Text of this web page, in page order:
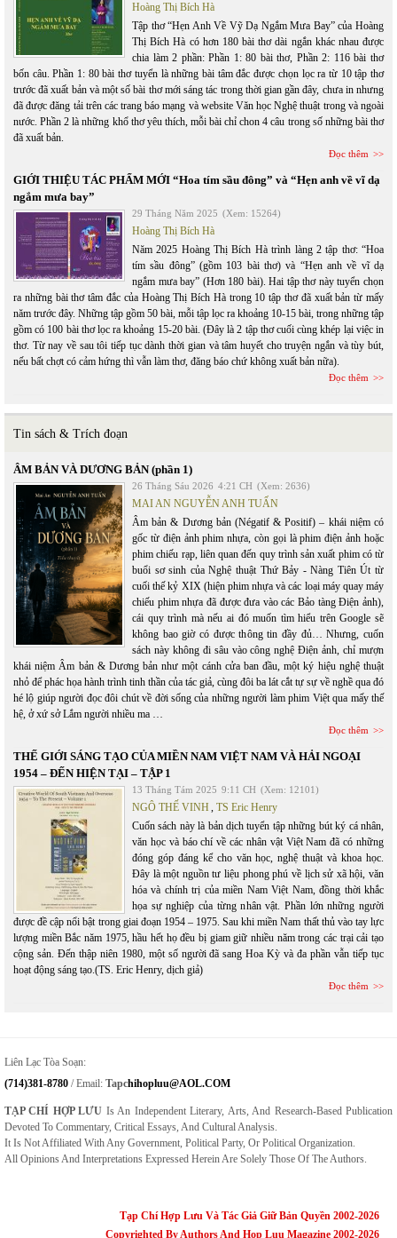
Hoàng Thị Bích Hà
Tập thơ “Hẹn Anh Về Vỹ Dạ Ngắm Mưa Bay” của Hoàng
Thị Bích Hà có hơn 180 bài thơ dài ngắn khác nhau được
chia làm 2 phần: Phần 1: 80 bài thơ, Phần 2: 116 bài thơ
bốn câu. Phần 1: 80 bài thơ tuyển là những bài tâm đắc được chọn lọc ra từ 10 tập thơ
trước đã xuất bản và một số bài thơ mới sáng tác trong thời gian gần đây, chưa in nhưng
đã được đăng tải trên các trang báo mạng và website Văn học Nghệ thuật trong và ngoài
nước. Phần 2 là những khổ thơ yêu thích, mỗi bài chỉ chon 4 câu trong số những bài thơ
đã xuất bản.
Đọc thêm
GIỚI THIỆU TÁC PHẨM MỚI “Hoa tím sầu đông” và “Hẹn anh về vĩ dạ
ngắm mưa bay”
29 Tháng Năm 2025 (Xem: 15264)
Hoàng Thị Bích Hà
Năm 2025 Hoàng Thị Bích Hà trình làng 2 tập thơ: “Hoa
tím sầu đông” (gồm 103 bài thơ) và “Hẹn anh về vĩ dạ
ngắm mưa bay” (Hơn 180 bài). Hai tập thơ này tuyển chọn
ra những bài thơ tâm đắc của Hoàng Thị Bích Hà trong 10 tập thơ đã xuất bản từ mấy
năm trước đây. Những tập gồm 50 bài, mỗi tập lọc ra khoảng 10-15 bài, trong những tập
gồm có 100 bài thơ lọc ra khoảng 15-20 bài. (Đây là 2 tập thơ cuối cùng khép lại việc in
thơ. Từ nay về sau tôi tiếp tục dành thời gian và tâm huyết cho truyện ngắn và tùy bút,
nếu bất chợt có cảm hứng thì vẫn làm thơ, đăng báo chứ không xuất bản nữa).
Đọc thêm
Tin sách & Trích đoạn
ÂM BẢN VÀ DƯƠNG BẢN (phần 1)
26 Tháng Sáu 2026 4:21 CH (Xem: 2636)
MAI AN NGUYỄN ANH TUẤN
Âm bản & Dương bản (Négatif & Positif) – khái niệm có
gốc từ điện ảnh phim nhựa, còn gọi là phim điện ảnh hoặc
phim chiếu rạp, liên quan đến quy trình sản xuất phim có từ
buổi sơ sinh của Nghệ thuật Thứ Bảy - Nàng Tiên Út từ
cuối thế kỷ XIX (hiện phim nhựa và các loại máy quay máy
chiếu phim nhựa đã được đưa vào các Bảo tàng Điện ảnh),
cái quy trình mà nếu ai đó muốn tìm hiểu trên Google sẽ
không bao giờ có được thông tin đầy đủ… Nhưng, cuốn
sách này không đi sâu vào công nghệ Điện ảnh, chỉ mượn
khái niệm Âm bản & Dương bản như một cánh cửa ban đầu, một ký hiệu nghệ thuật
nhỏ để phác họa hành trình tinh thần của tác giả, cùng đôi ba lát cắt tự sự về nghề qua đó
hé lộ giúp người đọc đôi chút về đời sống của những người làm phim Việt qua mấy thế
hệ, ở xứ sở Lắm người nhiều ma …
Đọc thêm
THẾ GIỚI SÁNG TẠO CỦA MIỀN NAM VIỆT NAM VÀ HẢI NGOẠI
1954 – ĐẾN HIỆN TẠI – TẬP 1
13 Tháng Tám 2025 9:11 CH (Xem: 12101)
NGÔ THẾ VINH, TS Eric Henry
Cuốn sách này là bản dịch tuyển tập những bút ký cá nhân,
văn học và báo chí về các nhân vật Việt Nam đã có những
đóng góp đáng kể cho văn học, nghệ thuật và khoa học.
Đây là một nguồn tư liệu phong phú về lịch sử xã hội, văn
hóa và chính trị của miền Nam Việt Nam, đồng thời khắc
họa sự nghiệp của từng nhân vật. Phần lớn những người
được đề cập nổi bật trong giai đoạn 1954 – 1975. Sau khi miền Nam thất thủ vào tay lực
lượng miền Bắc năm 1975, hầu hết họ đều bị giam giữ nhiều năm trong các trại cải tạo
cộng sản. Đến thập niên 1980, một số người đã sang Hoa Kỳ và đa phần vẫn tiếp tục
hoạt động sáng tạo.(TS. Eric Henry, dịch giả)
Đọc thêm
Liên Lạc Tòa Soạn:
(714)381-8780 / Email: TapcHihopluu@AOL.COM
TẠP CHÍ HỢP LƯU Is An Independent Literary, Arts, And Research-Based Publication
Devoted To Commentary, Critical Essays, And Cultural Analysis.
It Is Not Affiliated With Any Government, Political Party, Or Political Organization.
All Opinions And Interpretations Expressed Herein Are Solely Those Of The Authors.
Tạp Chí Hợp Lưu Và Tác Giả Giữ Bản Quyền 2002-2026
Copyrighted By Authors And Hop Luu Magazine 2002-2026